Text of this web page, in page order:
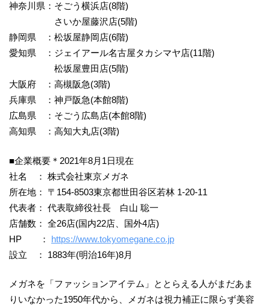
神奈川県：そごう横浜店(8階)
さいか屋藤沢店(5階)
静岡県 ：松坂屋静岡店(6階)
愛知県 ：ジェイアール名古屋タカシマヤ店(11階)
松坂屋豊田店(5階)
大阪府 ：高槻阪急(3階)
兵庫県 ：神戸阪急(本館8階)
広島県 ：そごう広島店(本館8階)
高知県 ：高知大丸店(3階)
■企業概要＊2021年8月1日現在
社名 ： 株式会社東京メガネ
所在地： 〒154-8503東京都世田谷区若林 1-20-11
代表者： 代表取締役社長 白山 聡一
店舗数： 全26店(国内22店、国外4店)
HP ： https://www.tokyomegane.co.jp
設立 ： 1883年(明治16年)8月
メガネを「ファッションアイテム」ととらえる人がまだあま
りいなかった1950年代から、メガネは視力補正に限らず美容